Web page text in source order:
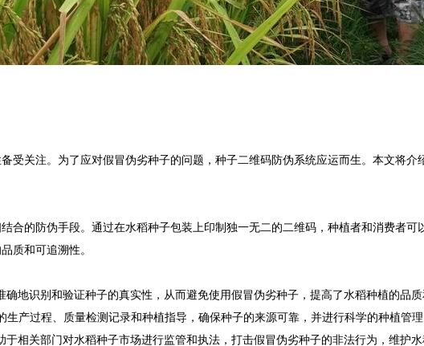
受关注。为了应对假冒伪劣种子的问题，种子二维码防伪系统应运而生。本文将
合的防伪手段。通过在水稻种子包装上印制独一无二的二维码，种植者和消费者可
质和可追溯性。
地识别和验证种子的真实性，从而避免使用假冒伪劣种子，提高了水稻种植的品质
产过程、质量检测记录和种植指导，确保种子的来源可靠，并进行科学的种植管理
相关部门对水稻种子市场进行监管和执法，打击假冒伪劣种子的非法行为，维护水